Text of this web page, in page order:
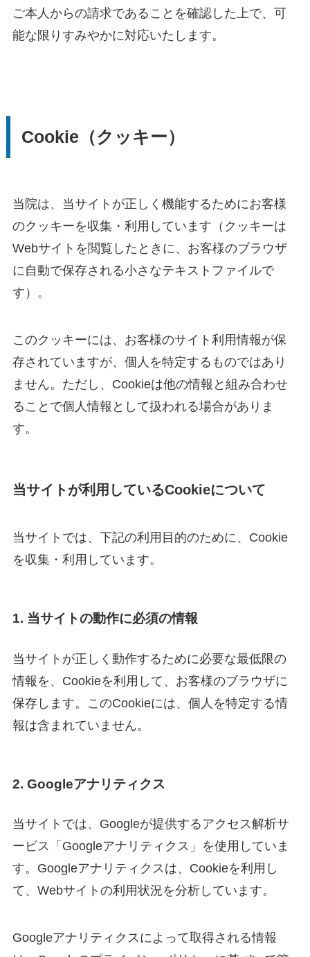
ご本人からの請求であることを確認した上で、可
能な限りすみやかに対応いたします。
Cookie（クッキー）
当院は、当サイトが正しく機能するためにお客様
のクッキーを収集・利用しています（クッキーは
Webサイトを閲覧したときに、お客様のブラウザ
に自動で保存される小さなテキストファイルで
す）。
このクッキーには、お客様のサイト利用情報が保
存されていますが、個人を特定するものではあり
ません。ただし、Cookieは他の情報と組み合わせ
ることで個人情報として扱われる場合がありま
す。
当サイトが利用しているCookieについて
当サイトでは、下記の利用目的のために、Cookie
を収集・利用しています。
1. 当サイトの動作に必須の情報
当サイトが正しく動作するために必要な最低限の
情報を、Cookieを利用して、お客様のブラウザに
保存します。このCookieには、個人を特定する情
報は含まれていません。
2. Googleアナリティクス
当サイトでは、Googleが提供するアクセス解析サ
ービス「Googleアナリティクス」を使用していま
す。Googleアナリティクスは、Cookieを利用し
て、Webサイトの利用状況を分析しています。
Googleアナリティクスによって取得される情報